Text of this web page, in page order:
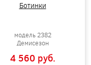
Ботинки
модель 2382
Демисезон
4 560 pуб.